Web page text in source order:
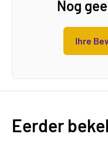
Nog
Ihre
Eerder